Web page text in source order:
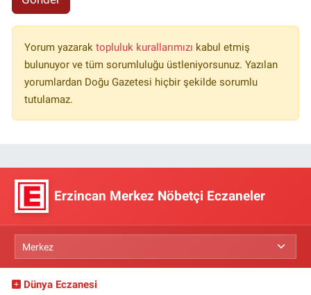
Yorum yazarak topluluk kurallarımızı kabul etmiş
bulunuyor ve tüm sorumluluğu üstleniyorsunuz. Yazılan
yorumlardan Doğu Gazetesi hiçbir şekilde sorumlu
tutulamaz.
Erzincan Merkez Nöbetçi Eczaneler
Dünya Eczanesi